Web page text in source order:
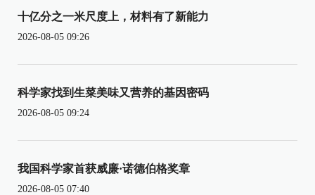
十亿分之一米尺度上，材料有了新能力
2026-08-05 09:26
科学家找到生菜美味又营养的基因密码
2026-08-05 09:24
我国科学家首获威廉·诺德伯格奖章
2026-08-05 07:40